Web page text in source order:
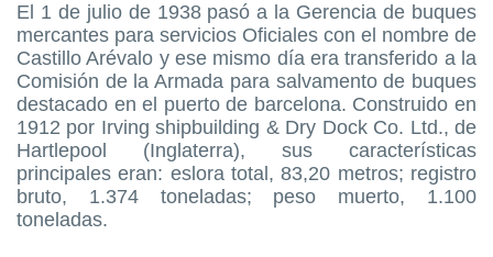
El 1 de julio de 1938 pasó a la Gerencia de buques
mercantes para servicios Oficiales con el nombre de
Castillo Arévalo y ese mismo día era transferido a la
Comisión de la Armada para salvamento de buques
destacado en el puerto de barcelona. Construido en
1912 por Irving shipbuilding & Dry Dock Co. Ltd., de
Hartlepool (Inglaterra), sus características
principales eran: eslora total, 83,20 metros; registro
bruto, 1.374 toneladas; peso muerto, 1.100
toneladas.